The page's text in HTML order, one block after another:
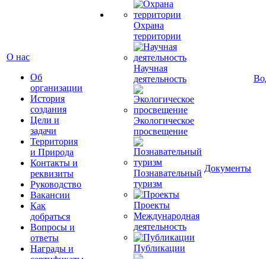
О нас
Об
организации
История
создания
Цели и
задачи
Территория
и Природа
Контакты и
реквизиты
Руководство
Вакансии
Как
добраться
Вопросы и
ответы
Награды и
Охрана
территории
Научная
деятельность
Экологическое
просвещение
Познавательный
туризм
Проекты
Международная
деятельность
Публикации
Документы